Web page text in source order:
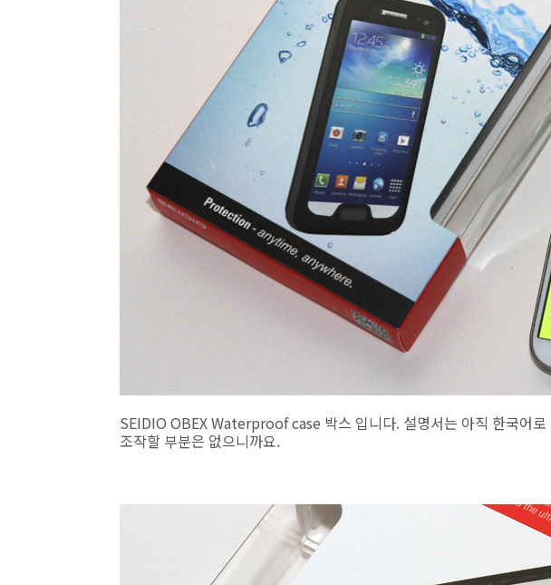
SEIDIO OBEX Waterproof case 박스 입니다. 설명서는 아직 한국어
조작할 부분은 없으니까요.